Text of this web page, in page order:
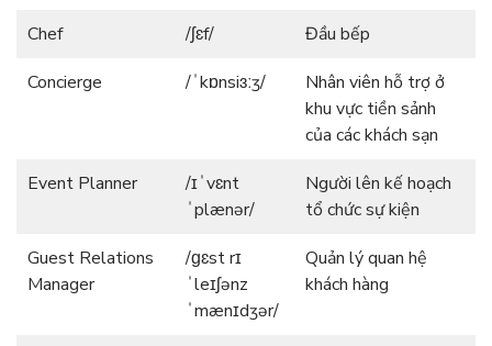
Chef
/ʃɛf/
Đầu bếp
Concierge
/ˈkɒnsiɜːʒ/
Nhân viên hỗ trợ ở
khu vực tiền sảnh
của các khách sạn
Event Planner
/ɪˈvɛnt
ˈplænər/
Người lên kế hoạch
tổ chức sự kiện
Guest Relations
Manager
/ɡɛst rɪ
ˈleɪʃənz
ˈmænɪdʒər/
Quản lý quan hệ
khách hàng